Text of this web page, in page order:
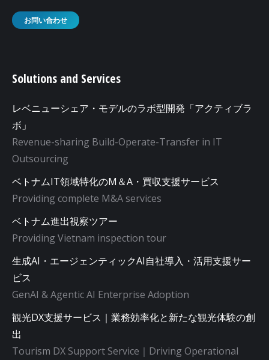
お問い合わせ
Solutions and Services
レベニューシェア・モデルのラボ型開発「アクティブラ
ボ」
Revenue-sharing Build-Operate-Transfer in IT
Outsourcing
ベトナムIT領域特化のM＆A・買収支援サービス
Providing complete M&A services
ベトナム進出視察ツアー
Providing Vietnam inspection tour
生成AI・エージェンティックAI自社導入・活用支援サー
ビス
GenAI & Agentic AI Enterprise Adoption
観光DX支援サービス｜業務効率化と新たな観光体験の創
出
Tourism DX Support Service｜Driving Operational